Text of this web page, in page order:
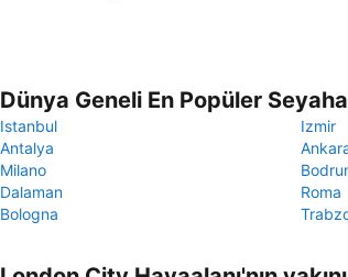
Dünya Geneli En Popüler
Istanbul
Izmir
Antalya
Milano
Dalaman
Roma
Bologna